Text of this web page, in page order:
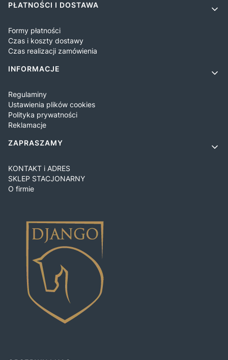
PŁATNOŚCI I DOSTAWA
Formy płatności
Czas i koszty dostawy
Czas realizacji zamówienia
INFORMACJE
Regulaminy
Ustawienia plików cookies
Polityka prywatności
Reklamacje
ZAPRASZAMY
KONTAKT i ADRES
SKLEP STACJONARNY
O firmie